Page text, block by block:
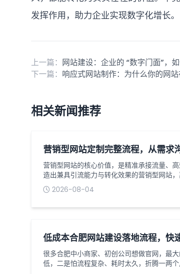
发挥作用，助力企业实现数字化增长。
上一篇： 网站建设：企业的 “数字门面”，
下一篇： 响应式网站制作：为什么你的网
相关新闻推荐
营销型网站定制完整流程，从需求
营销型网站的核心价值，是精准承接流量、
造出兼具引流能力与转化效果的营销型网站
前期需求梳理到最终上线交付，每个环节都
值。以下是营销型网站定制的完整流程，助
2026-08-04
低成本合肥网站建设落地流程，快
很多合肥中小商家、初创公司想做官网，最
低，二是怕流程复杂、耗时太久，折腾一两